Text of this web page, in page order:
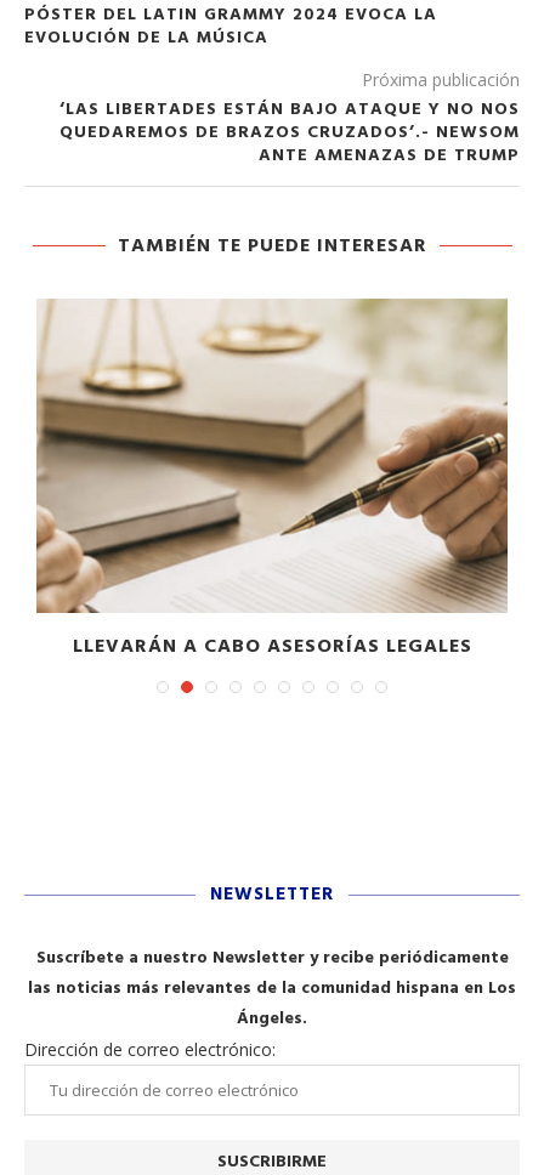
PÓSTER DEL LATIN GRAMMY 2024 EVOCA LA
EVOLUCIÓN DE LA MÚSICA
Próxima publicación
‘LAS LIBERTADES ESTÁN BAJO ATAQUE Y NO NOS
QUEDAREMOS DE BRAZOS CRUZADOS’.- NEWSOM
ANTE AMENAZAS DE TRUMP
TAMBIÉN TE PUEDE INTERESAR
LLEVARÁN A CABO ASESORÍAS LEGALES
NEWSLETTER
Suscríbete a nuestro Newsletter y recibe periódicamente
las noticias más relevantes de la comunidad hispana en Los
Ángeles.
Dirección de correo electrónico: